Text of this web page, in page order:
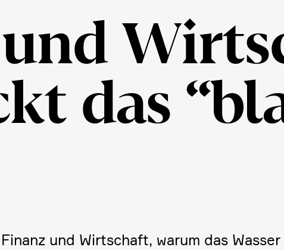
das
und Wirtschaft, warum das